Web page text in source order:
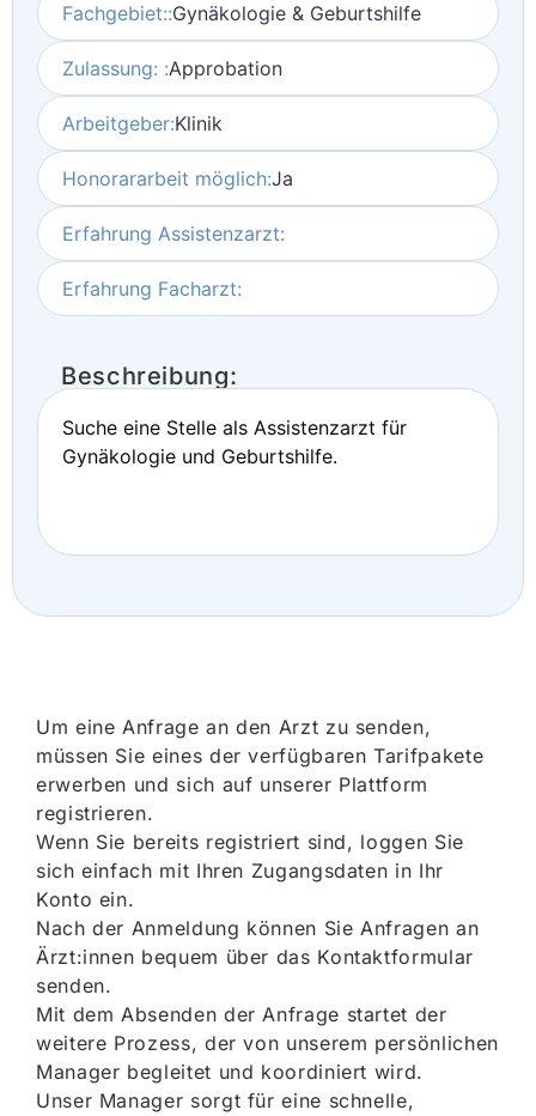
Fachgebiet::Gynäkologie & Geburtshilfe
Zulassung: :Approbation
Arbeitgeber:Klinik
Honorararbeit möglich:Ja
Erfahrung Assistenzarzt:
Erfahrung Facharzt:
Beschreibung:
Suche eine Stelle als Assistenzarzt für
Gynäkologie und Geburtshilfe.
Um eine Anfrage an den Arzt zu senden,
müssen Sie eines der verfügbaren Tarifpakete
erwerben und sich auf unserer Plattform
registrieren.
Wenn Sie bereits registriert sind, loggen Sie
sich einfach mit Ihren Zugangsdaten in Ihr
Konto ein.
Nach der Anmeldung können Sie Anfragen an
Ärzt:innen bequem über das Kontaktformular
senden.
Mit dem Absenden der Anfrage startet der
weitere Prozess, der von unserem persönlichen
Manager begleitet und koordiniert wird.
Unser Manager sorgt für eine schnelle,